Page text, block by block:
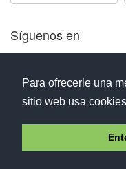
Para ofrecerle una
sitio web usa
Síguenos en